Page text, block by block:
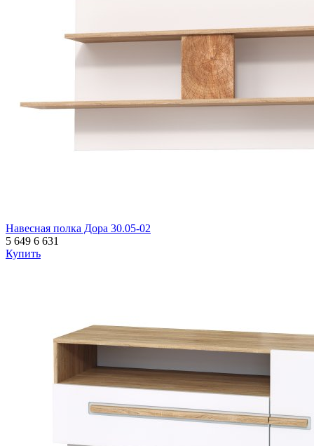
Навесная полка Дора 30.05-02
5 649 6 631
Купить